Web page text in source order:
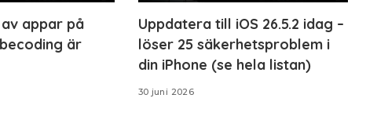
appar på
är
Uppdatera till iOS 26.5.2 idag –
löser 25 säkerhetsproblem i
din iPhone (se hela listan)
30 juni 2026